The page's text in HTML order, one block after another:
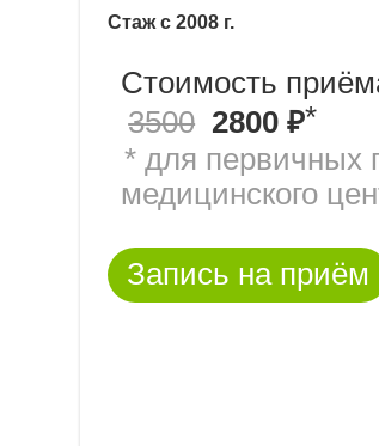
Стаж с 2008 г.
Стоимость
3500 2800 ₽*
* для первичных
медицинского
Запись на приём